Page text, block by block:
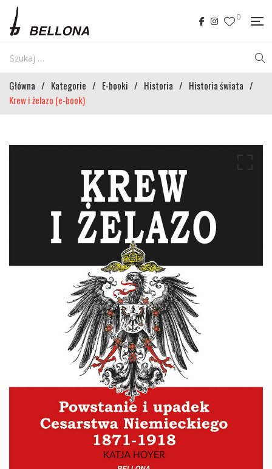
0
Główna / Kategorie / E-booki / Historia / Historia świata /
Krew i żelazo (e-book)